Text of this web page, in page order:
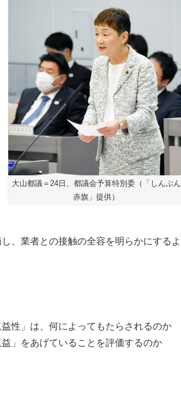
大山都議＝24日、都議会予算特別委（「しんぶん
赤旗」提供）
、業者との接触の全容を明らかにするよ
性」は、何によってもたらされるのか
」をあげていることを評価するのか